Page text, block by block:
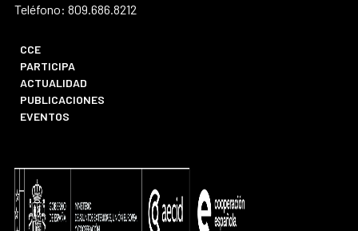
Teléfono: 809.686.8212
CCE
PARTICIPA
ACTUALIDAD
PUBLICACIONES
EVENTOS